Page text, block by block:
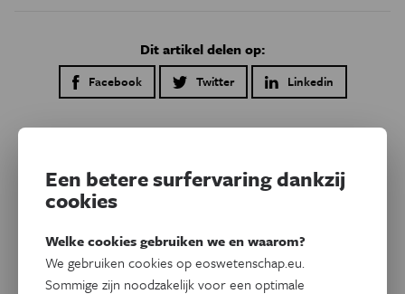
Dit artikel delen op:
Facebook Twitter Linkedin
Gerelateerde artikels
Een betere surfervaring dankzij
cookies
Welke cookies gebruiken we en waarom?
We gebruiken cookies op eoswetenschap.eu.
Sommige zijn noodzakelijk voor een optimale